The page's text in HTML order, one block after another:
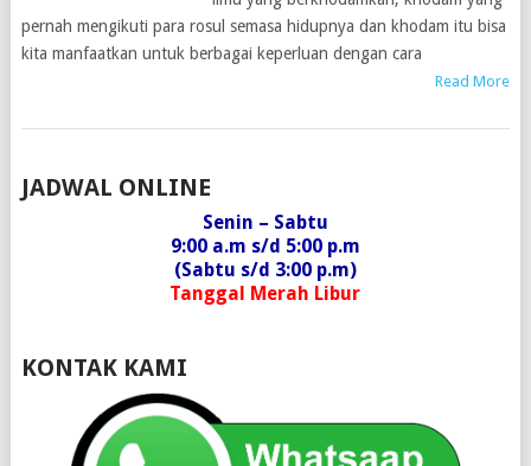
pernah mengikuti para rosul semasa hidupnya dan khodam itu bisa
kita manfaatkan untuk berbagai keperluan dengan cara
Read More
POSTS
JADWAL ONLINE
Senin – Sabtu
9:00 a.m s/d 5:00 p.m
(Sabtu s/d 3:00 p.m)
Tanggal Merah Libur
KONTAK KAMI